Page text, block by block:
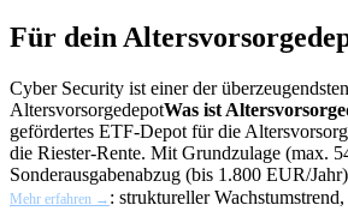
Für dein
Cyber Security ist einer der
AltersvorsorgedepotWas ist
gefördertes ETF-Depot für die
die Riester-Rente. Mit Grundzulage (max.
Sonderausgabenabzug (bis 1.800 EUR/
Mehr erfahren → : struktureller